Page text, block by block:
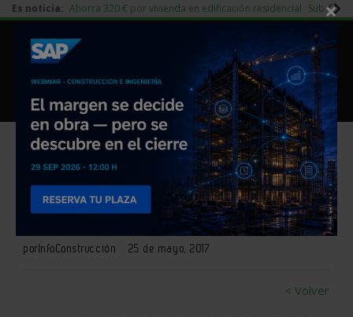
Es noticia: Ahorra 320 € por vivienda en edificación residencial Subida
Piedra Natural |
Redes Sociales
Es noticia
Registro
Neolith recibe el premio Muuuz
International 2017
porInfoConstrucción 25 de mayo, 2017
< Volver
×